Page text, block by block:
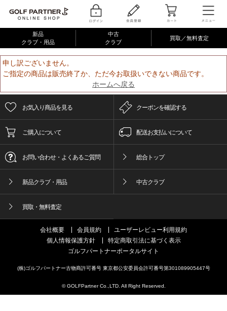
新品
クラブ・用品
中古
クラブ
買取／無料査定
申し訳ございません。
ご指定の商品は販売終了か、ただ今お取扱いできない商品です。
ホームへ戻る
お気入り商品を見る クーポンを確認する
ご購入について 配送お支払いについて
お問い合わせ・よくあるご質問 総合トップ
新品クラブ・用品 中古クラブ
買取・無料査定
会社概要 会員規約
ユーザーレビュー利用規約
個人情報保護方針
特定商取引法に基づく表示
ゴルフパートナーポータルサイト
(株)ゴルフパートナー古物商許可番号 東京都公安委員会許可番号第301089905447号
© GOLFPartner Co.,LTD. All Right Reserved.